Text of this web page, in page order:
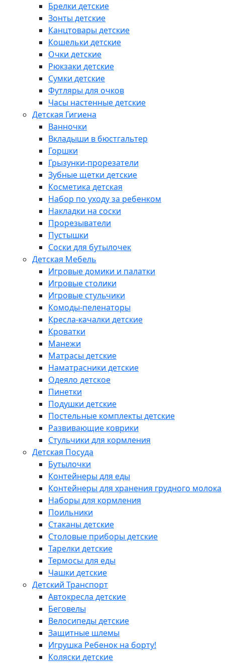
Брелки детские
Зонты детские
Канцтовары детские
Кошельки детские
Очки детские
Рюкзаки детские
Сумки детские
Футляры для очков
Часы настенные детские
Детская Гигиена
Ванночки
Вкладыши в бюстгальтер
Горшки
Грызунки-прорезатели
Зубные щетки детские
Косметика детская
Набор по уходу за ребенком
Накладки на соски
Прорезыватели
Пустышки
Соски для бутылочек
Детская Мебель
Игровые домики и палатки
Игровые столики
Игровые стульчики
Комоды-пеленаторы
Кресла-качалки детские
Кроватки
Манежи
Матрасы детские
Наматрасники детские
Одеяло детское
Пинетки
Подушки детские
Постельные комплекты детские
Развивающие коврики
Стульчики для кормления
Детская Посуда
Бутылочки
Контейнеры для еды
Контейнеры для хранения грудного молока
Наборы для кормления
Поильники
Стаканы детские
Столовые приборы детские
Тарелки детские
Термосы для еды
Чашки детские
Детский Транспорт
Автокресла детские
Беговелы
Велосипеды детские
Защитные шлемы
Игрушка Ребенок на борту!
Коляски детские